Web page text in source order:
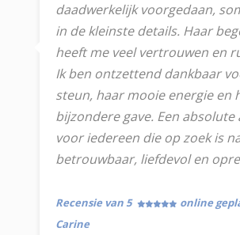
daadwerkelijk voorgedaan,
in de kleinste details. Haar
heeft me veel vertrouwen en
Ik ben ontzettend dankbaar
steun, haar mooie energie en
bijzondere gave. Een
voor iedereen die op zoek is
betrouwbaar, liefdevol en
Recensie van 5
online
Carine